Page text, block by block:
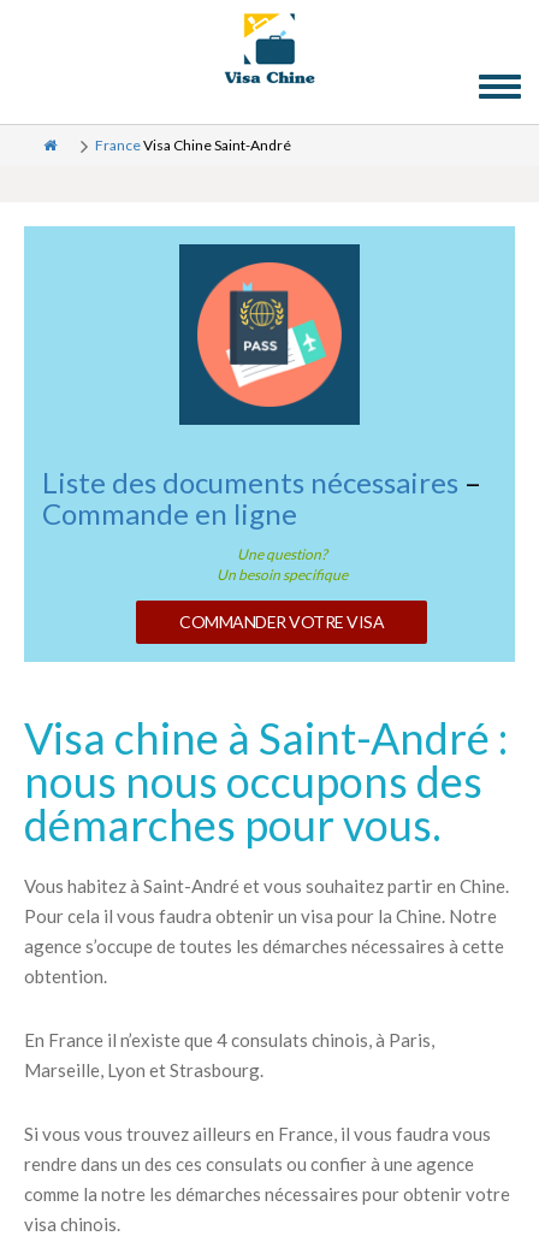
FranceVisa Chine Saint-André
Liste des documents nécessaires –
Commande en ligne
Une question?
Un besoin specifique
COMMANDER VOTRE VISA
Visa chine à Saint-André :
nous nous occupons des
démarches pour vous.
Vous habitez à Saint-André et vous souhaitez partir en Chine.
Pour cela il vous faudra obtenir un visa pour la Chine. Notre
agence s’occupe de toutes les démarches nécessaires à cette
obtention.
En France il n’existe que 4 consulats chinois, à Paris,
Marseille, Lyon et Strasbourg.
Si vous vous trouvez ailleurs en France, il vous faudra vous
rendre dans un des ces consulats ou confier à une agence
comme la notre les démarches nécessaires pour obtenir votre
visa chinois.